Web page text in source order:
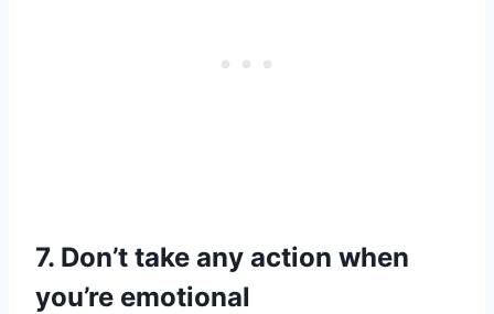
7. Don’t take any action when
you’re emotional